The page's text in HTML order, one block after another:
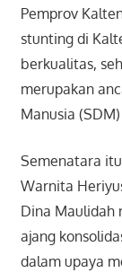
Pemprov
stunting di
berkualitas,
merupakan
Manusia
Semenatara
Warnita
Dina Maulidah
ajang
dalam upaya